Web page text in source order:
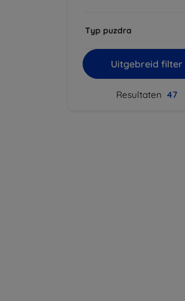
Typ puzdra
Uitgebreid filter
Resultaten 47